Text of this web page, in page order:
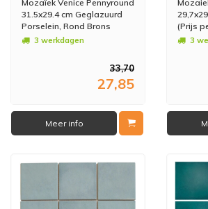
Mozaïek Venice Pennyround
31.5x29.4 cm Geglazuurd
Porselein, Rond Brons
Metallic (Prijs Per stuk)
3 werkdagen
33,70
27,85
Meer info
(Prijs
3